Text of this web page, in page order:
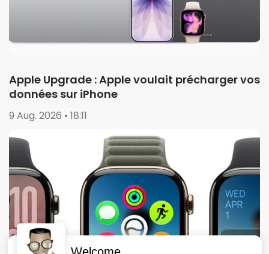
Apple Upgrade : Apple voulait précharger vos
données sur iPhone
9 Aug. 2026 • 18:11
Welcome